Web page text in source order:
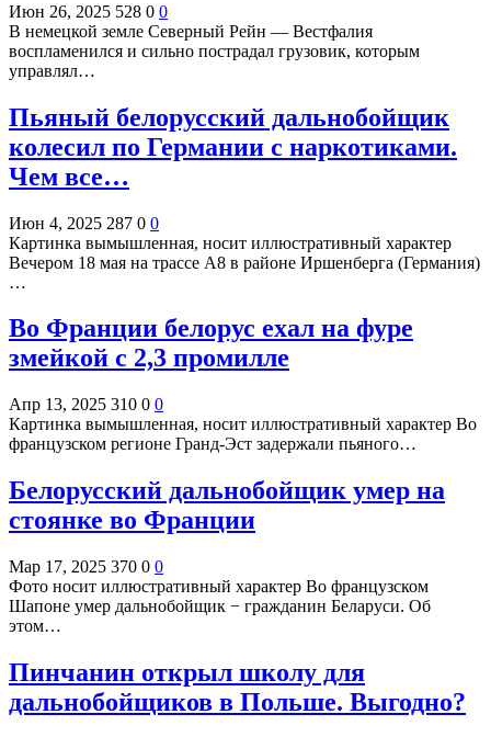
Июн 26, 2025 528 0 0
В немецкой земле Северный Рейн — Вестфалия
воспламенился и сильно пострадал грузовик, которым
управлял…
Пьяный белорусский дальнобойщик
колесил по Германии с наркотиками.
Чем все…
Июн 4, 2025 287 0 0
Картинка вымышленная, носит иллюстративный характер
Вечером 18 мая на трассе A8 в районе Иршенберга (Германия)
…
Во Франции белорус ехал на фуре
змейкой с 2,3 промилле
Апр 13, 2025 310 0 0
Картинка вымышленная, носит иллюстративный характер Во
французском регионе Гранд-Эст задержали пьяного…
Белорусский дальнобойщик умер на
стоянке во Франции
Мар 17, 2025 370 0 0
Фото носит иллюстративный характер Во французском
Шапоне умер дальнобойщик − гражданин Беларуси. Об
этом…
Пинчанин открыл школу для
дальнобойщиков в Польше. Выгодно?